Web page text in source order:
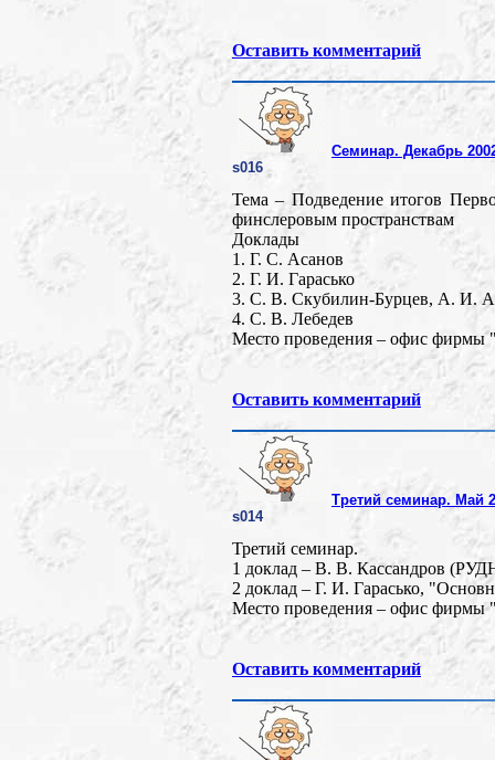
Оставить комментарий
Семинар. Декабрь
s016
Тема – Подведение итогов
финслеровым пространствам
Доклады
1. Г. С. Асанов
2. Г. И. Гарасько
3. С. В. Скубилин-Бурцев, А. И.
4. С. В. Лебедев
Место проведения – офис фирмы
Оставить комментарий
Третий семинар. Май
s014
Третий семинар.
1 доклад – В. В. Кассандров
2 доклад – Г. И. Гарасько,
Место проведения – офис фирмы
Оставить комментарий